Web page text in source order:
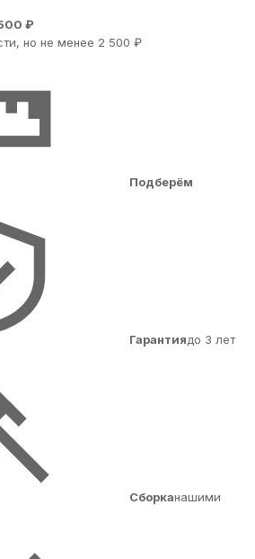
₽
но не менее 2 500 ₽
Подберём
Гарантиядо 3 лет
Сборканашими